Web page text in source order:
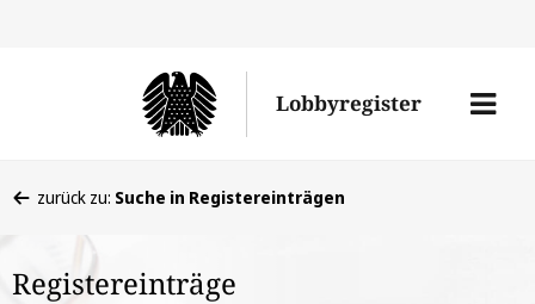
den
Lobbyregister
Menü
befinden
hier:
zurück zu: Suche in Registereinträgen
Registereinträge